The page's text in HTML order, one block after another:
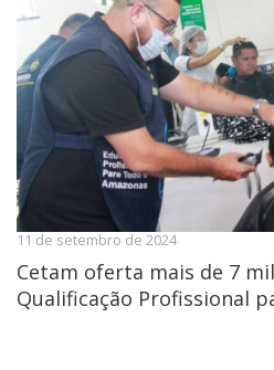
11 de setembro de 2024
Cetam oferta mais de 7
Qualificação Profissional